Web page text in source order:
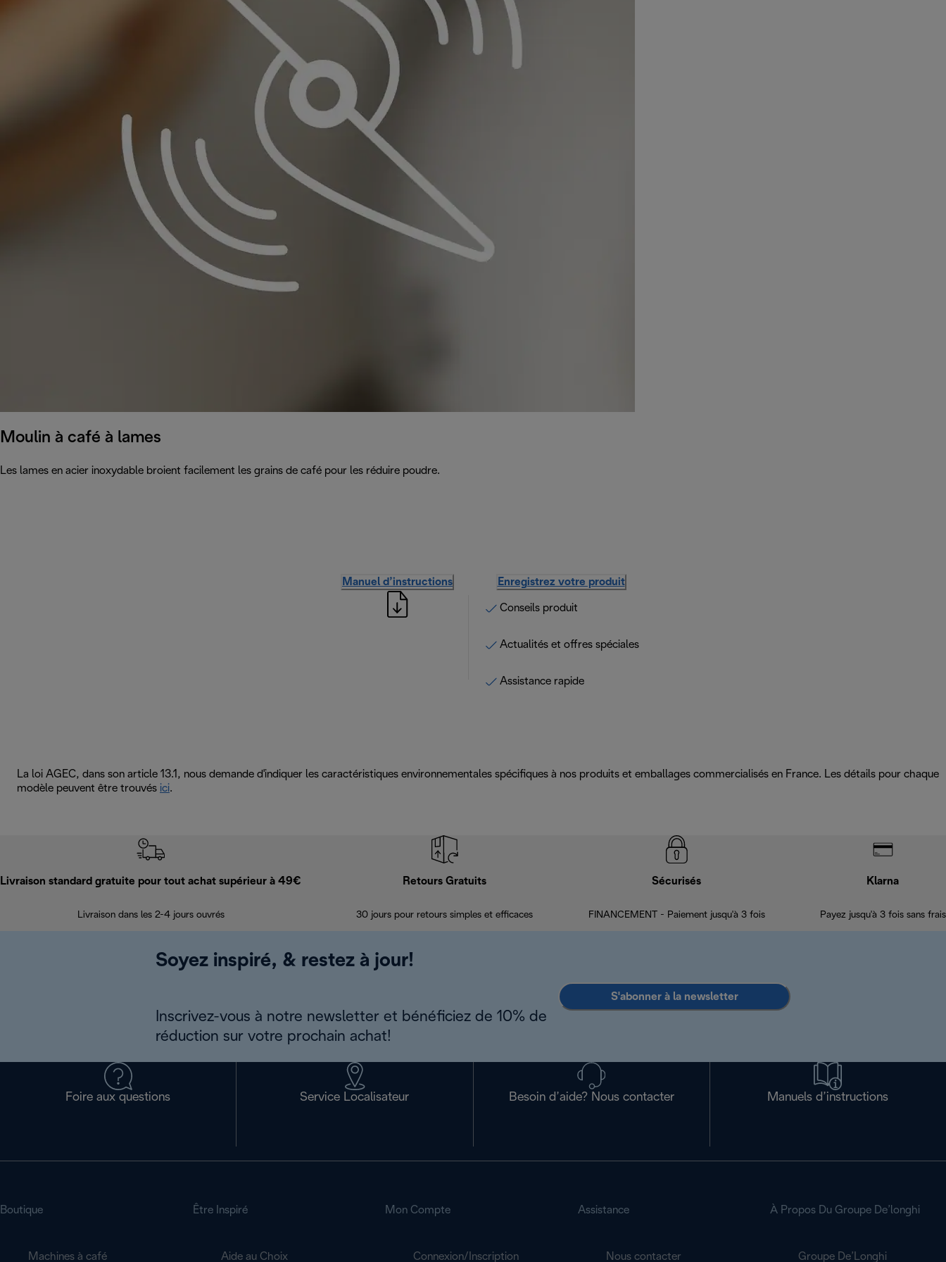
Moulin à café à lames
Les lames en acier inoxydable broient facilement les grains de café pour les réduire poudre.
Manuel d’instructions Enregistrez votre produit
Conseils produit
Actualités et offres spéciales
Assistance rapide
La loi AGEC, dans son article 13.1, nous demande d'indiquer les caractéristiques environnementales spécifiques à nos produits et emballages commercialisés en France. Les détails pour chaque
modèle peuvent être trouvés ici.
Livraison standard gratuite pour tout achat supérieur à 49€
Livraison dans les 2-4 jours ouvrés
Retours Gratuits
30 jours pour retours simples et efficaces
Sécurisés
FINANCEMENT - Paiement jusqu'à 3 fois
Klarna
Payez jusqu'à 3 fois sans frais
Soyez inspiré, & restez à jour!
Inscrivez-vous à notre newsletter et bénéficiez de 10% de
réduction sur votre prochain achat!
S'abonner à la newsletter
Foire aux questions Service Localisateur Besoin d’aide? Nous contacter Manuels d’instructions
Boutique
Machines à café
Être Inspiré
Aide au Choix
Mon Compte
Connexion/Inscription
Assistance
Nous contacter
À Propos Du Groupe De’longhi
Groupe De’Longhi